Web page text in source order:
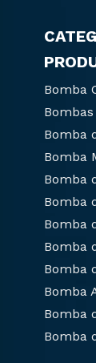
Bomba
Bomba
Bomba
Bomba
Bomba
Bomba
Bomba
Bomba
Bomba
Bomba
Bomba